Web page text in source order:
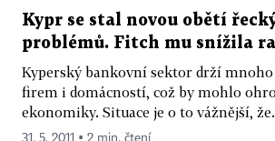
Kypr se stal novou obětí
problémů. Fitch mu snížila
Kyperský bankovní sektor drží mnoho
firem i domácností, což by mohlo
ekonomiky. Situace je o to vážnější,